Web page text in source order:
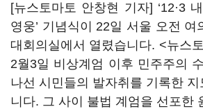
[뉴스토마토 안창현 기자] ‘12·3
영웅’ 기념식이 22일 서울 오전 여
대회의실에서 열렸습니다. <뉴스
2월3일 비상계엄 이후 민주주의
나선 시민들의 발자취를 기록한
니다. 그 사이 불법 계엄을 선포한